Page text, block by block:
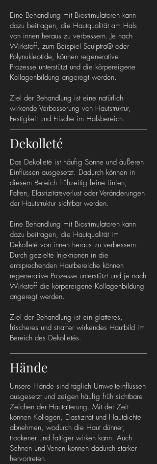
Eine Behandlung mit Biostimulatoren kann
dazu beitragen, die Hautqualität am Hals
von innen heraus zu verbessern. Je nach
Wirkstoff, zum Beispiel Sculptra® oder
Polynukleotide, können regenerative
Prozesse unterstützt und die körpereigene
Kollagenbildung angeregt werden.
Ziel der Behandlung ist eine natürlich
wirkende Verbesserung von Hautstruktur,
Festigkeit und Frische im Halsbereich.
Dekolleté
Das Dekolleté ist häufig Sonne und äußeren
Einflüssen ausgesetzt. Dadurch können in
diesem Bereich frühzeitig feine Linien,
Falten, Elastizitätsverlust oder Veränderungen
der Hautstruktur sichtbar werden.
Eine Behandlung mit Biostimulatoren kann
dazu beitragen, die Hautqualität im
Dekolleté von innen heraus zu verbessern.
Durch gezielte Injektionen in die
entsprechenden Hautbereiche können
regenerative Prozesse unterstützt und je nach
Wirkstoff die körpereigene Kollagenbildung
angeregt werden.
Ziel der Behandlung ist ein glatteres,
frischeres und straffer wirkendes Hautbild im
Bereich des Dekolletés.
Hände
Unsere Hände sind täglich Umwelteinflüssen
ausgesetzt und zeigen häufig früh sichtbare
Zeichen der Hautalterung. Mit der Zeit
können Kollagen, Elastizität und Hautdichte
abnehmen, wodurch die Haut dünner,
trockener und faltiger wirken kann. Auch
Sehnen und Venen können dadurch stärker
hervortreten.